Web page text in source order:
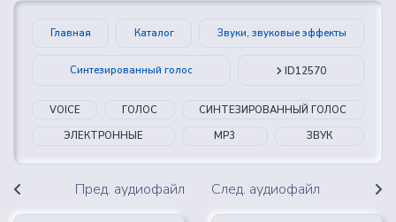
Главная Каталог Звуки, звуковые эффекты
Синтезированный голос ID12570
VOICE ГОЛОС
СИНТЕЗИРОВАННЫЙ ГОЛОС
ЭЛЕКТРОННЫЕ
MP3 ЗВУК
Пред. аудиофайл След. аудиофайл